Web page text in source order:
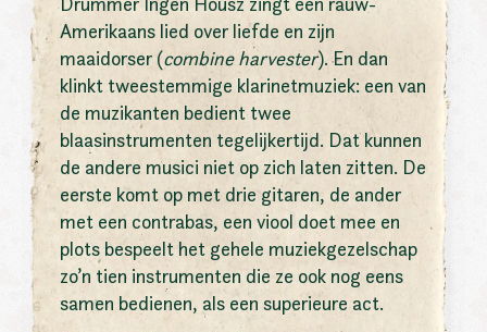
Amerikaans lied over liefde en zijn
maaidorser (combine harvester). En dan
klinkt tweestemmige klarinetmuziek: een van
de muzikanten bedient twee
blaasinstrumenten tegelijkertijd. Dat kunnen
de andere musici niet op zich laten zitten. De
eerste komt op met drie gitaren, de ander
met een contrabas, een viool doet mee en
plots bespeelt het gehele muziekgezelschap
zo’n tien instrumenten die ze ook nog eens
samen bedienen, als een superieure act.